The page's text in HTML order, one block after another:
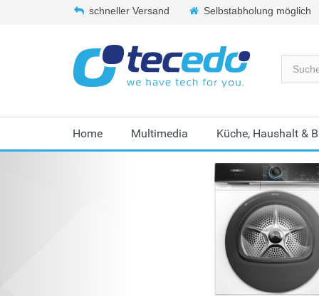
schneller Versand Selbstabholung möglich
Home Multimedia Küche, Haushalt &